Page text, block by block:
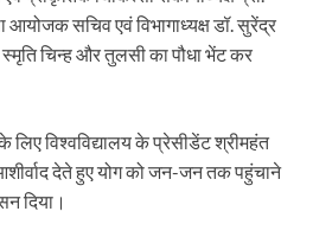
आयोजक सचिव एवं विभागाध्यक्ष डॉ. सुरेंद्र
चिन्ह और तुलसी का पौधा भेंट कर
विश्वविद्यालय के प्रेसीडेंट श्रीमहंत
देते हुए योग को जन-जन तक पहुंचाने
दिया।